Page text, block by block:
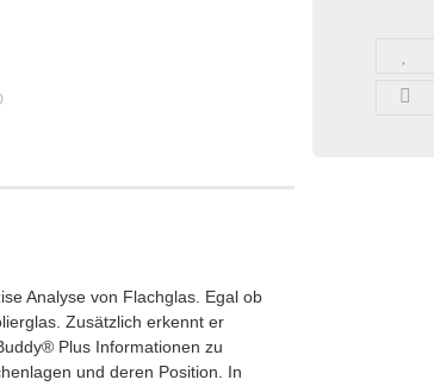
Analyse von Flachglas. Egal ob
Zusätzlich erkennt er
Plus Informationen zu
und deren Position. In